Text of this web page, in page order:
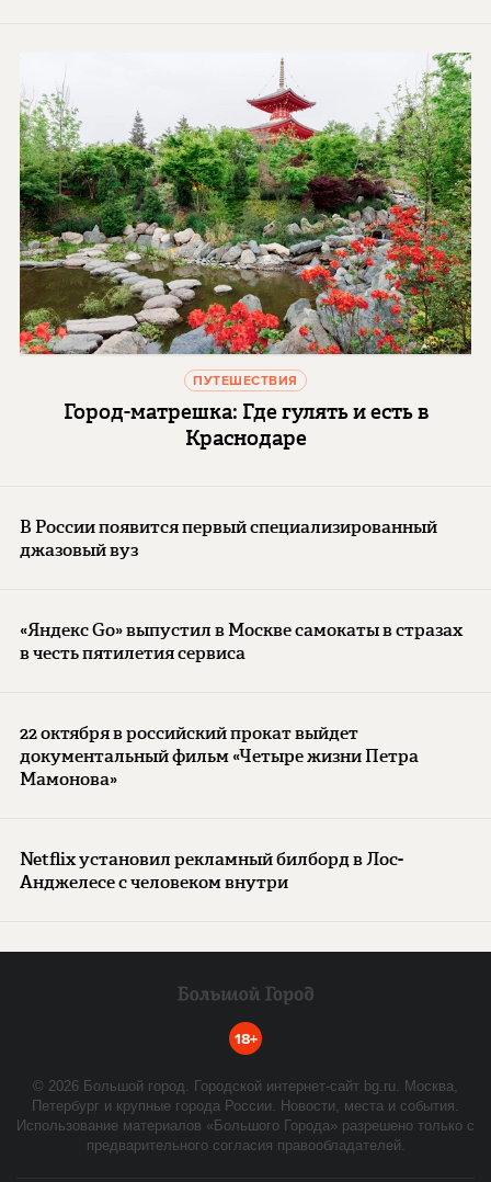
ПУТЕШЕСТВИЯ
Город-матрешка: Где гулять и есть в
Краснодаре
В России появится первый специализированный
джазовый вуз
«Яндекс Go» выпустил в Москве самокаты в стразах
в честь пятилетия сервиса
22 октября в российский прокат выйдет
документальный фильм «Четыре жизни Петра
Мамонова»
Netflix установил рекламный билборд в Лос-
Анджелесе с человеком внутри
18+
© 2026 Большой город. Городской интернет-сайт bg.ru. Москва,
Петербург и крупные города России. Новости, места и события.
Использование материалов «Большого Города» разрешено только с
предварительного согласия правообладателей.